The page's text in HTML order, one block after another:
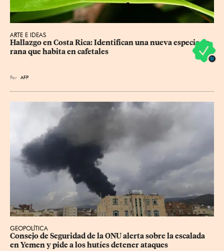
ARTE E IDEAS
Hallazgo en Costa Rica: Identifican una nueva especie de
rana que habita en cafetales
Por AFP
GEOPOLÍTICA
Consejo de Seguridad de la ONU alerta sobre la escalada
en Yemen y pide a los hutíes detener ataques